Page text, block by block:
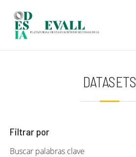
DATASETS
Filtrar por
Buscar palabras clave